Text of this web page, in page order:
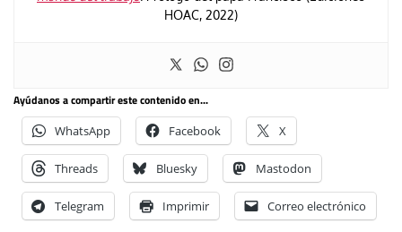
HOAC, 2022)
Ayúdanos a compartir este contenido en...
WhatsApp Facebook X
Threads Bluesky Mastodon
Telegram Imprimir Correo electrónico